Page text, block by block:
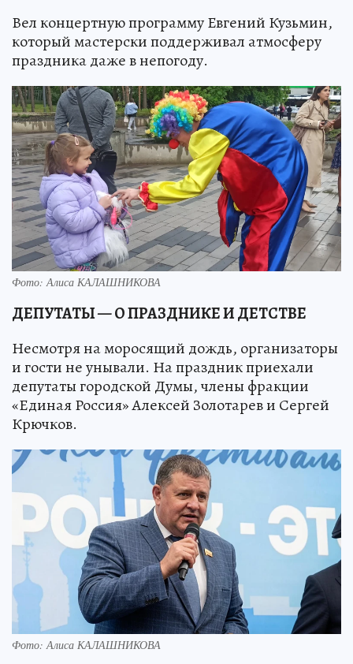
Вел концертную программу Евгений Кузьмин,
который мастерски поддерживал атмосферу
праздника даже в непогоду.
Фото: Алиса КАЛАШНИКОВА
ДЕПУТАТЫ — О ПРАЗДНИКЕ И ДЕТСТВЕ
Несмотря на моросящий дождь, организаторы
и гости не унывали. На праздник приехали
депутаты городской Думы, члены фракции
«Единая Россия» Алексей Золотарев и Сергей
Крючков.
Фото: Алиса КАЛАШНИКОВА